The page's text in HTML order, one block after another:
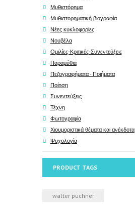
Μυθιστόρημα
Μυθιστορηματική βιογραφία
Νέες κυκλοφορίες
Νουβέλα
Ομιλίες-Κριτικές-Συνεντεύξεις
Παραμύθια
Πεζογραφήματα - Ποιήματα
Ποίηση
Συνεντεύξεις
Τέχνη
Φωτογραφία
Χιουμοριστικά θέματα και ανέκδοτα
Ψυχολογία
PRODUCT TAGS
walter puchner